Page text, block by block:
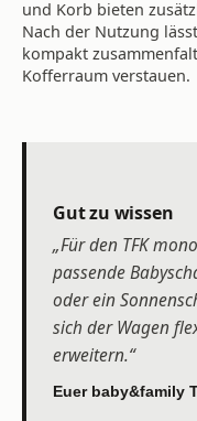
und Korb bieten
Nach der Nutzung
kompakt
Kofferraum verstauen.
Gut zu wissen
„Für den TFK
passende
oder ein
sich der Wagen
erweitern.“
Euer baby&family